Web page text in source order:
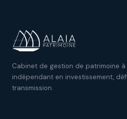
Cabinet de gestion de patrimoine à
indépendant en investissement,
transmission.